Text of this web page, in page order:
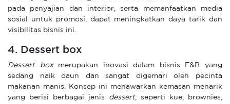
pada penyajian dan interior, serta memanfaatkan media
sosial untuk promosi, dapat meningkatkan daya tarik dan
visibilitas bisnis ini.
4. Dessert box
Dessert boxmerupakan inovasi dalam bisnis F&B yang
sedang naik daun dan sangat digemari oleh pecinta
makanan manis. Konsep ini menawarkan kemasan menarik
yang berisi berbagai jenis dessert, seperti kue, brownies,